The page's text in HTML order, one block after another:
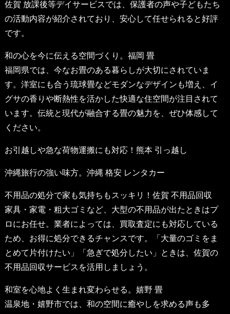
佐賀 放課後等デイサービスでは、保護者の声や子どもたち
の活動内容が紹介されており、安心して任せられると好評
です。
和の心を今に伝える空間づくり。 福岡 畳
福岡県では、今なお畳のある暮らしが大切にされていま
す。洋室にも合う琉球畳などモダンなデザインも増え、イ
グサの香りや断熱性を活かした快適な住空間が注目されて
います。伝統と現代が融合する畳の魅力を、ぜひ体感して
ください。
お引越しや急な荷物運搬にも対応！ 熊本 引っ越し
沖縄旅行の強い味方。 沖縄 格安 レンタカー
不用品の処分で家も気持ちもスッキリ！ 佐賀 不用品回収
家具・家電・粗大ゴミなど、大型の不用品が出たときはプ
ロにお任せ。業者によっては、買取査定にも対応している
ため、お得に処分できるチャンスです。「大量のゴミをま
とめて片付けたい」「急ぎで処分したい」ときは、佐賀の
不用品回収サービスを活用しましょう。
和室を心地よく生まれ変わらせる。 嬉野 畳
温泉地・嬉野市では、和の空間に癒やしを求める声も多